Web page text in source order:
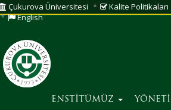
Çukurova Üniversitesi Kalite Politikaları
English
ENSTİTÜMÜZ